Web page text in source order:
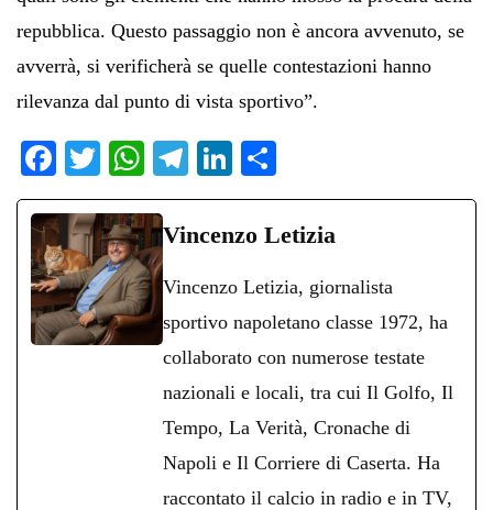
repubblica. Questo passaggio non è ancora avvenuto, se
avverrà, si verificherà se quelle contestazioni hanno
rilevanza dal punto di vista sportivo”.
Fa
ce
bo
ok
T
wi
tte
r
W
ha
ts
A
pp
Te
le
gr
m
Li
nk
ed
on
di
di
Vincenzo Letizia
Vincenzo Letizia, giornalista
sportivo napoletano classe 1972, ha
collaborato con numerose testate
nazionali e locali, tra cui Il Golfo, Il
Tempo, La Verità, Cronache di
Napoli e Il Corriere di Caserta. Ha
raccontato il calcio in radio e in TV,